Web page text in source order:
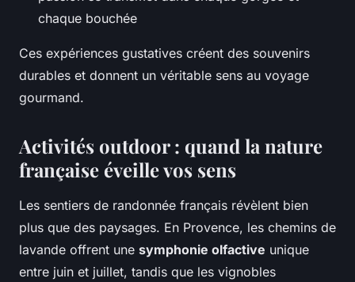
chaque bouchée
Ces expériences gustatives créent des souvenirs
durables et donnent un véritable sens au voyage
gourmand.
Activités outdoor : quand la nature
française éveille vos sens
Les sentiers de randonnée français révèlent bien
plus que des paysages. En Provence, les chemins de
lavande offrent une symphonie olfactive unique
entre juin et juillet, tandis que les vignobles